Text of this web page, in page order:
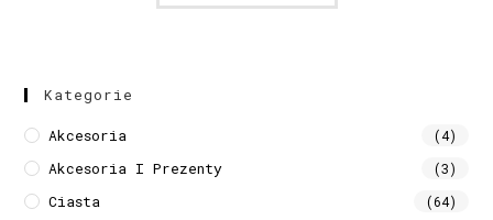
Kategorie
Akcesoria (4)
Akcesoria I Prezenty (3)
Ciasta (64)